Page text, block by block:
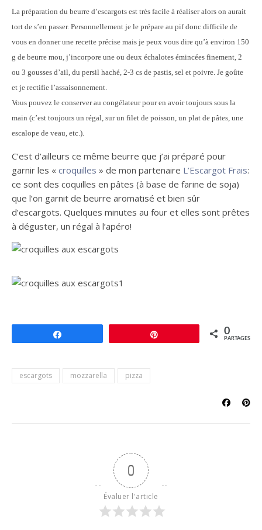
La préparation du beurre d’escargots est très facile à réaliser alors on aurait
tort de s’en passer. Personnellement je le prépare au pif donc difficile de
vous en donner une recette précise mais je peux vous dire qu’à environ 150
g de beurre mou, j’incorpore une ou deux échalotes émincées finement, 2
ou 3 gousses d’ail, du persil haché, 2-3 cs de pastis, sel et poivre. Je goûte
et je rectifie l’assaisonnement.
Vous pouvez le conserver au congélateur pour en avoir toujours sous la
main (c’est toujours un régal, sur un filet de poisson, un plat de pâtes, une
escalope de veau, etc.).
C’est d’ailleurs ce même beurre que j’ai préparé pour
garnir les « croquilles » de mon partenaire L’Escargot Frais:
ce sont des coquilles en pâtes (à base de farine de soja)
que l’on garnit de beurre aromatisé et bien sûr
d’escargots. Quelques minutes au four et elles sont prêtes
à déguster, un régal à l’apéro!
0
PARTAGES
escargots mozzarella pizza
0
Évaluer l'article